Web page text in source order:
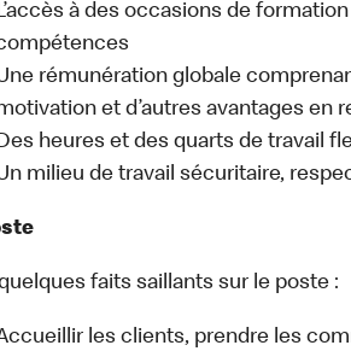
à des occasions de
rémunération globale
et d’autres avantages en
heures et des quarts de travail
milieu de travail sécuritaire,
faits saillants sur le poste :
les clients, prendre les